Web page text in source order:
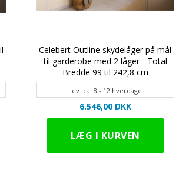
Celebert Outline skydelåger på mål
til garderobe med 2 låger - Total
Bredde 99 til 242,8 cm
Lev. ca. 8 - 12 hverdage
6.546,00 DKK